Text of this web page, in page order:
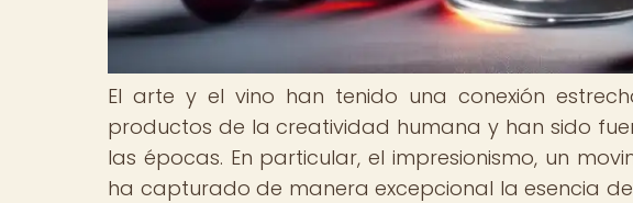
El arte y el vino han tenido una conexión
productos de la creatividad humana y han sido
las épocas. En particular, el impresionismo, un
ha capturado de manera excepcional la esencia